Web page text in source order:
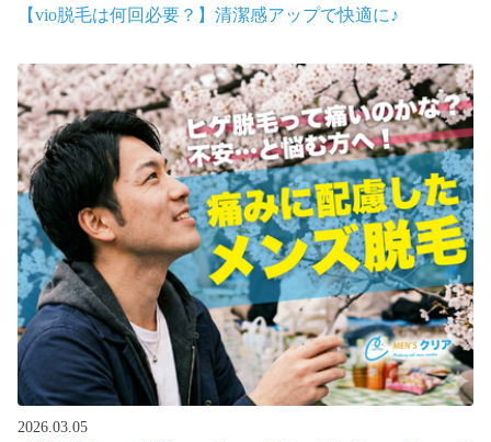
【vio脱毛は何回必要？】清潔感アップで快適に♪
2026.03.05